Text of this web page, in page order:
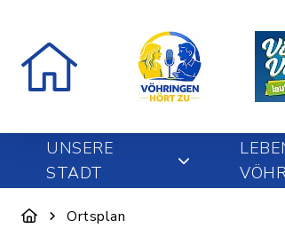
UNSERE
STADT
Ortsplan